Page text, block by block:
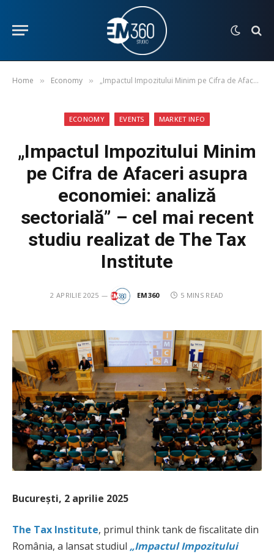
Home » Economy » „Impactul Impozitului Minim pe Cifra de Afaceri asupra economiei: analiză sectorială” – cel mai recent studiu realizat de The Tax Institute
ECONOMY EVENTS MARKET INFO
„Impactul Impozitului Minim
pe Cifra de Afaceri asupra
economiei: analiză
sectorială” – cel mai recent
studiu realizat de The Tax
Institute
2 APRILIE 2025 EM360 5 MINS READ
București, 2 aprilie 2025
The Tax Institute, primul think tank de fiscalitate din
România, a lansat studiul „Impactul Impozitului